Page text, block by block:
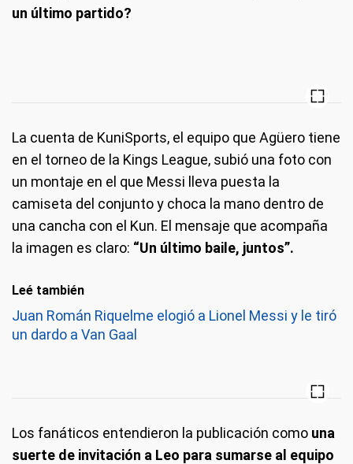
un último partido?
La cuenta de KuniSports, el equipo que Agüero tiene
en el torneo de la Kings League, subió una foto con
un montaje en el que Messi lleva puesta la
camiseta del conjunto y choca la mano dentro de
una cancha con el Kun. El mensaje que acompaña
la imagen es claro: “Un último baile, juntos”.
Leé también
Juan Román Riquelme elogió a Lionel Messi y le tiró
un dardo a Van Gaal
Los fanáticos entendieron la publicación como una
suerte de invitación a Leo para sumarse al equipo